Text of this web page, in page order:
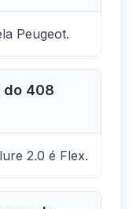
Peugeot.
do 408
2.0 é Flex.